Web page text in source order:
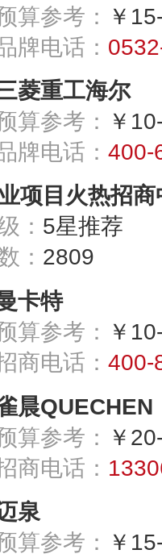
算参考：
￥
牌电话：
菱重工海尔
算参考：
￥
牌电话： 400-
项目火热招商
： 5星推荐
： 2809
卡特
算参考：
￥
商电话： 400-
晨QUECHEN
算参考：
￥
商电话：
泉
算参考：
￥